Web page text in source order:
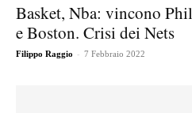
Basket, Nba: vincono
e Boston. Crisi dei Nets
Filippo Raggio - 7 Febbraio 2022